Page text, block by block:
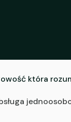
która